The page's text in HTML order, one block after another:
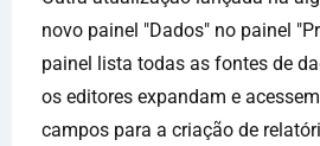
novo painel "Dados" no painel
painel lista todas as fontes de
os editores expandam e
campos para a criação de